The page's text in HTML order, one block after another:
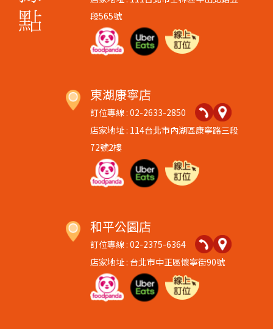
段565號
東湖康寧店
訂位專線 : 02-2633-2850
店家地址 : 114台北市內湖區康寧路三段
72號2樓
和平公園店
訂位專線 : 02-2375-6364
店家地址 : 台北市中正區懷寧街90號